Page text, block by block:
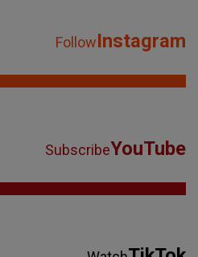
FollowInstagram
SubscribeYouTube